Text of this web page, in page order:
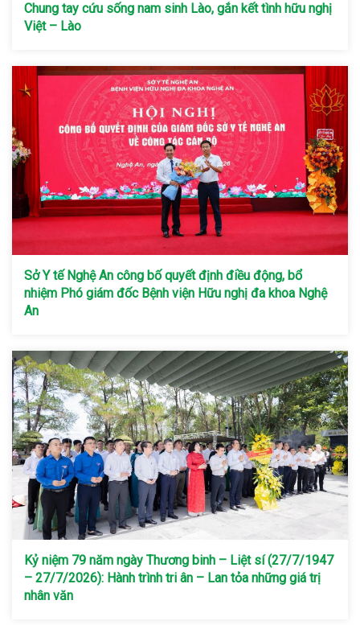
Chung tay cứu sống nam sinh Lào, gắn kết tình hữu nghị
Việt – Lào
Sở Y tế Nghệ An công bố quyết định điều động, bổ
nhiệm Phó giám đốc Bệnh viện Hữu nghị đa khoa Nghệ
An
Kỷ niệm 79 năm ngày Thương binh – Liệt sí (27/7/1947
– 27/7/2026): Hành trình tri ân – Lan tỏa những giá trị
nhân văn